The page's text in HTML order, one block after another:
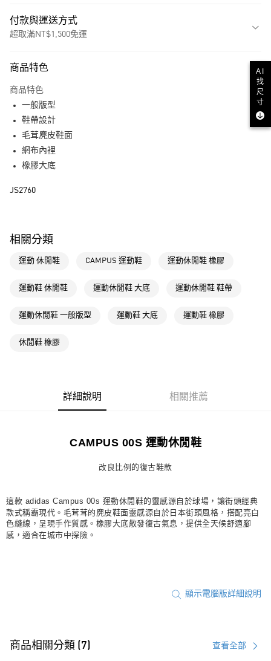
付款與運送方式
超取滿NT$1,500免運
LINE Pay
全家取貨付款
付款後全家取貨
每筆NT$80，滿NT$1,500(含以上)免運費
付款後萊爾富取貨
7-11取貨付款
每筆NT$80，滿NT$1,500(含以上)免運費
每筆NT$80，滿NT$1,500(含以上)免運費
商品特色
商品特色
一般版型
鞋帶設計
毛茸麂皮鞋面
網布內裡
橡膠大底
JS2760
相關分類
運動 休閒鞋 CAMPUS 運動鞋 運動休閒鞋 橡膠
運動鞋 休閒鞋 運動休閒鞋 大底 運動休閒鞋 鞋帶
運動休閒鞋 一般版型 運動鞋 大底 運動鞋 橡膠
休閒鞋 橡膠
詳細說明 相關推薦
CAMPUS 00S 運動休閒鞋
改良比例的復古鞋款
這款 adidas Campus 00s 運動休閒鞋的靈感源自於球場，讓街頭經典
款式稱霸現代。毛茸茸的麂皮鞋面靈感源自於日本街頭風格，搭配亮白
色縫線，呈現手作質感。橡膠大底散發復古氣息，提供全天候舒適腳
感，適合在城市中探險。
顯示電腦版詳細說明
商品相關分類 (7) 查看全部
AI
找
尺
寸